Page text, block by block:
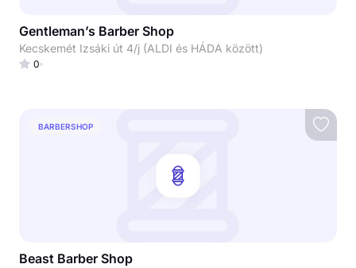
Gentleman’s Barber Shop
Kecskemét Izsáki út 4/j (ALDI és HÁDA között)
0
BARBERSHOP
Beast Barber Shop